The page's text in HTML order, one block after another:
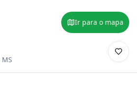
Ir para o mapa
MS